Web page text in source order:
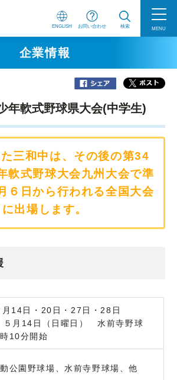
ENGLISH お問い合わせ 検索 MENU
企業情報
年軟式野球県大会(中学生)
三和中は、その後の第34
軟式野球大会九州大会で準
６日から行われる全国大会
に出場します。
14日・20日・27日・28日
５月14日（日曜日） 水前寺野球
10分開始
公園野球場、水前寺野球場、他